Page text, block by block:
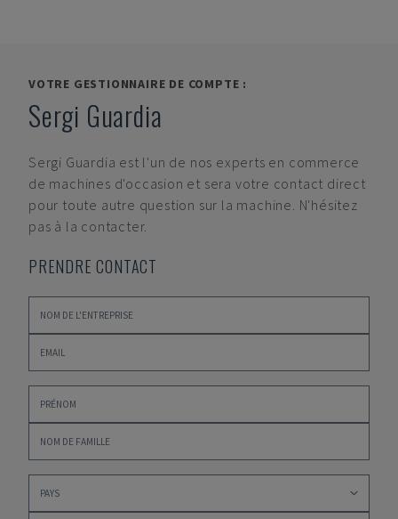
VOTRE GESTIONNAIRE DE COMPTE :
Sergi Guardia
Sergi Guardia est l'un de nos experts en commerce
de machines d'occasion et sera votre contact direct
pour toute autre question sur la machine. N'hésitez
pas à la contacter.
PRENDRE CONTACT